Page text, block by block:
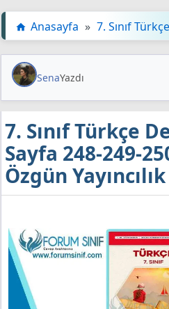
Anasayfa » 7. Sınıf Türkçe
SenaYazdı
7. Sınıf Türkçe
Sayfa 248-249-
Özgün Yayıncılık